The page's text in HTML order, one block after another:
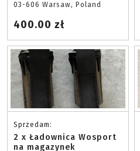
03-606 Warsaw, Poland
400.00 zł
Sprzedam:
2 x Ładownica Wosport
na magazynek